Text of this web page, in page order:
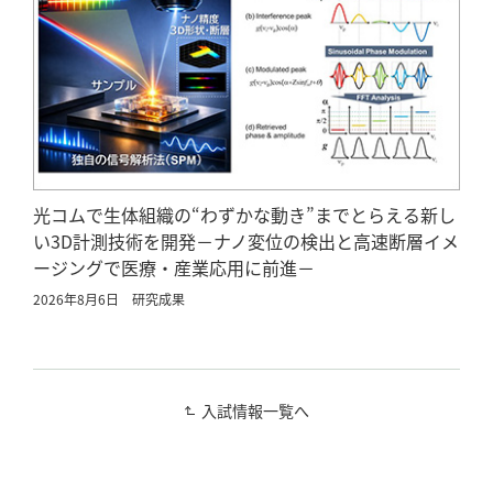
光コムで生体組織の“わずかな動き”までとらえる新し
い3D計測技術を開発－ナノ変位の検出と高速断層イメ
ージングで医療・産業応用に前進－
2026年8月6日 研究成果
入試情報一覧へ